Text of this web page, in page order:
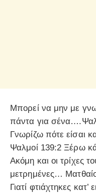
Μπορεί να μην με
πάντα για
Γνωρίζω πότε είσαι
Ψαλμοί 139:2 Ξέρω
Ακόμη και οι τρίχες
μετρημένες…
Γιατί φτιάχτηκες